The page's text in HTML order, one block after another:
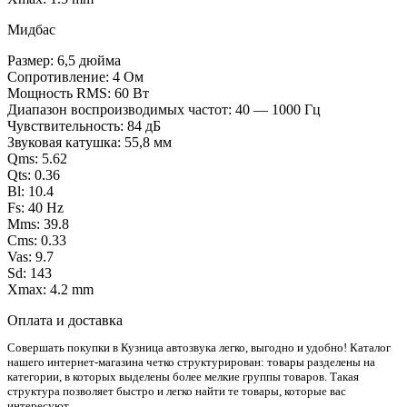
Мидбас
Размер: 6,5 дюйма
Сопротивление: 4 Ом
Мощность RMS: 60 Вт
Диапазон воспроизводимых частот: 40 — 1000 Гц
Чувствительность: 84 дБ
Звуковая катушка: 55,8 мм
Qms: 5.62
Qts: 0.36
Bl: 10.4
Fs: 40 Hz
Mms: 39.8
Cms: 0.33
Vas: 9.7
Sd: 143
Xmax: 4.2 mm
Оплата и доставка
Совершать покупки в Кузница автозвука легко, выгодно и удобно! Каталог
нашего интернет-магазина четко структурирован: товары разделены на
категории, в которых выделены более мелкие группы товаров. Такая
структура позволяет быстро и легко найти те товары, которые вас